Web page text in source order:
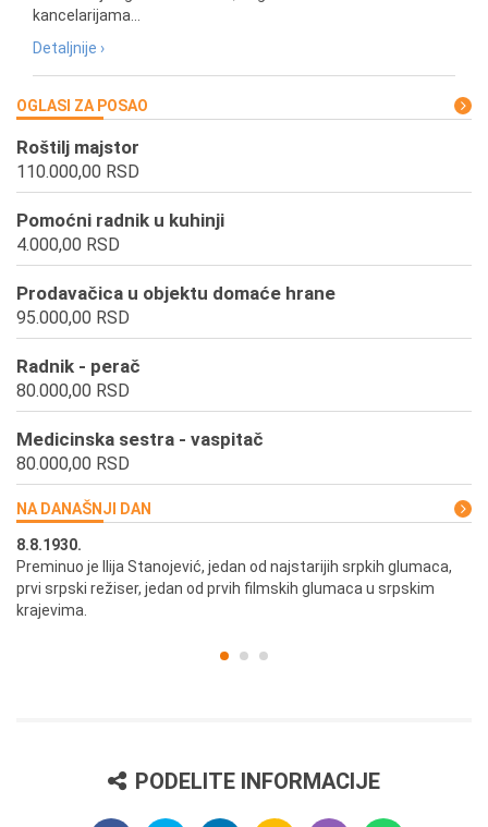
kancelarijama...
Detaljnije ›
OGLASI ZA POSAO
Roštilj majstor
110.000,00 RSD
Pomoćni radnik u kuhinji
4.000,00 RSD
Prodavačica u objektu domaće hrane
95.000,00 RSD
Radnik - perač
80.000,00 RSD
Medicinska sestra - vaspitač
80.000,00 RSD
NA DANAŠNJI DAN
8.8.1930.
Preminuo je Ilija Stanojević, jedan od najstarijih srpkih glumaca,
prvi srpski režiser, jedan od prvih filmskih glumaca u srpskim
krajevima.
PODELITE INFORMACIJE